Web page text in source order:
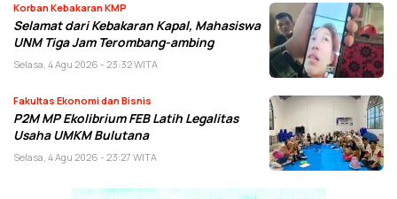
Korban Kebakaran KMP
Selamat dari Kebakaran Kapal, Mahasiswa
UNM Tiga Jam Terombang-ambing
Selasa, 4 Agu 2026 - 23:32 WITA
Fakultas Ekonomi dan Bisnis
P2M MP Ekolibrium FEB Latih Legalitas
Usaha UMKM Bulutana
Selasa, 4 Agu 2026 - 23:27 WITA